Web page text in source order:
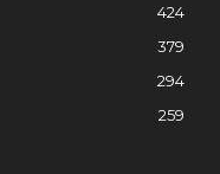
424
379
294
259